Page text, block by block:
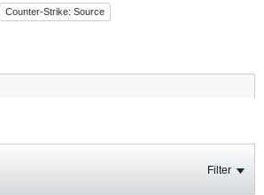
Counter-Strike: Source
Filter